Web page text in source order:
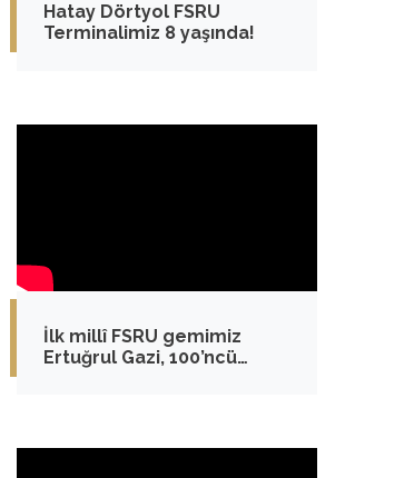
Hatay Dörtyol FSRU
Terminalimiz 8 yaşında!
İlk millî FSRU gemimiz
Ertuğrul Gazi, 100’ncü